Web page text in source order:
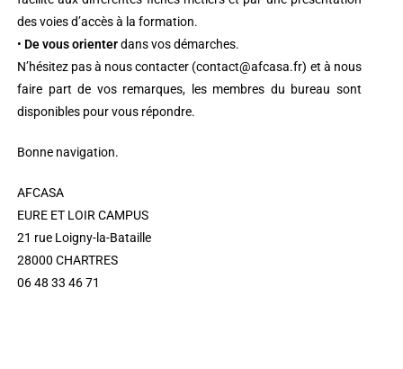
des voies d’accès à la formation.
• De vous orienterdans vos démarches.
N’hésitez pas à nous contacter (contact@afcasa.fr) et à nous
faire part de vos remarques, les membres du bureau sont
disponibles pour vous répondre.
Bonne navigation.
AFCASA
EURE ET LOIR CAMPUS
21 rue Loigny-la-Bataille
28000 CHARTRES
06 48 33 46 71